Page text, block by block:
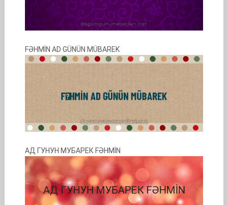
FƏHMİN AD GÜNÜN MÜBAREK
АД ГУНУН МУБАРЕК FƏHMİN